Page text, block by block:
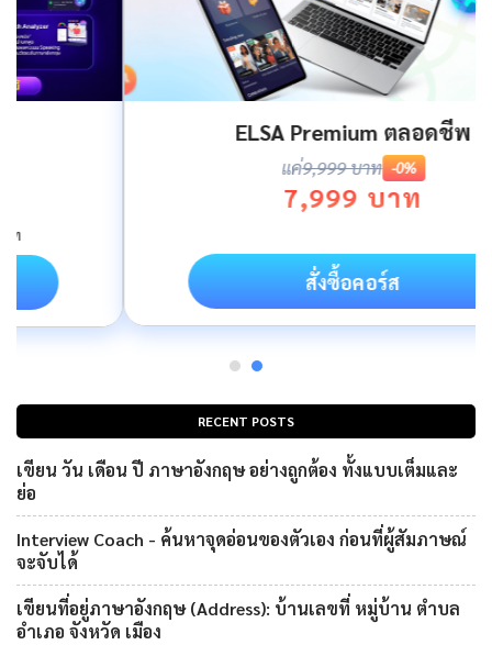
RECENT POSTS
เขียน วัน เดือน ปี ภาษาอังกฤษ อย่างถูกต้อง ทั้งแบบเต็มและ
ย่อ
Interview Coach - ค้นหาจุดอ่อนของตัวเอง ก่อนที่ผู้สัมภาษณ์
จะจับได้
เขียนที่อยู่ภาษาอังกฤษ (Address): บ้านเลขที่ หมู่บ้าน ตำบล
อำเภอ จังหวัด เมือง
ELSA Premium ตลอดชีพ
-0%
7,999 บาท